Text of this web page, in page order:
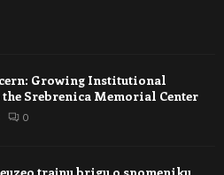
Growing Institutional
the Srebrenica Memorial Center
0